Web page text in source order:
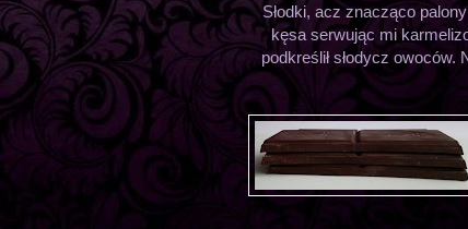
Słodki, acz znacząco
kęsa serwując mi
podkreślił słodycz owoców.